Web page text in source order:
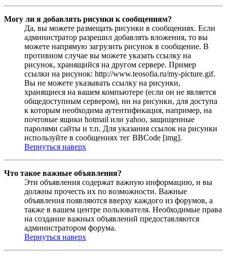
Могу ли я добавлять рисунки к сообщениям?
Да, вы можете размещать рисунки в сообщениях. Если
администратор разрешил добавлять вложения, то вы
можете напрямую загрузить рисунок в сообщение. В
противном случае вы можете указать ссылку на
рисунок, хранящийся на другом сервере. Пример
ссылки на рисунок: http://www.teosofia.ru/my-picture.gif.
Вы не можете указывать ссылку на рисунки,
хранящиеся на вашем компьютере (если он не является
общедоступным сервером), ни на рисунки, для доступа
к которым необходима аутентификация, например, на
почтовые ящики hotmail или yahoo, защищенные
паролями сайты и т.п. Для указания ссылок на рисунки
используйте в сообщениях тег BBCode [img].
Вернуться наверх
Что такое важные объявления?
Эти объявления содержат важную информацию, и вы
должны прочесть их по возможности. Важные
объявления появляются вверху каждого из форумов, а
также в вашем центре пользователя. Необходимые права
на создание важных объявлений предоставляются
администратором форума.
Вернуться наверх